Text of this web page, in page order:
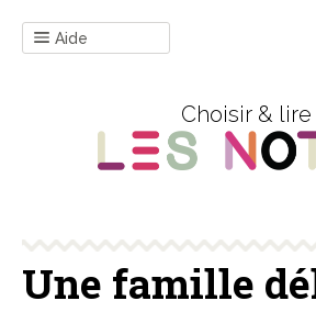
Aide
Choisir & lire
Une famille